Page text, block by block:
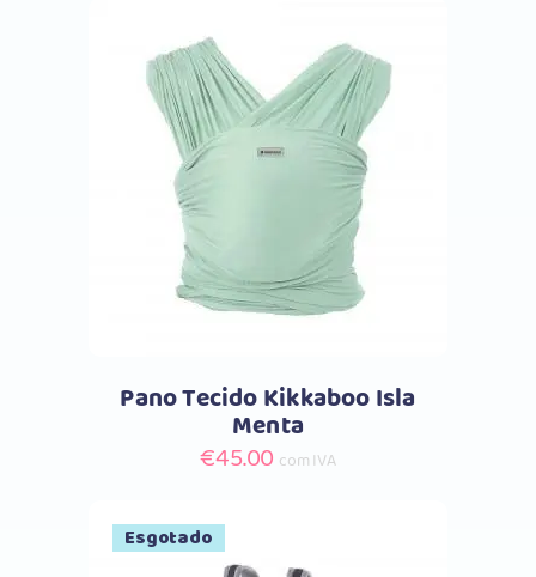
Pano Tecido Kikkaboo Isla
Menta
€45.00 com IVA
Esgotado